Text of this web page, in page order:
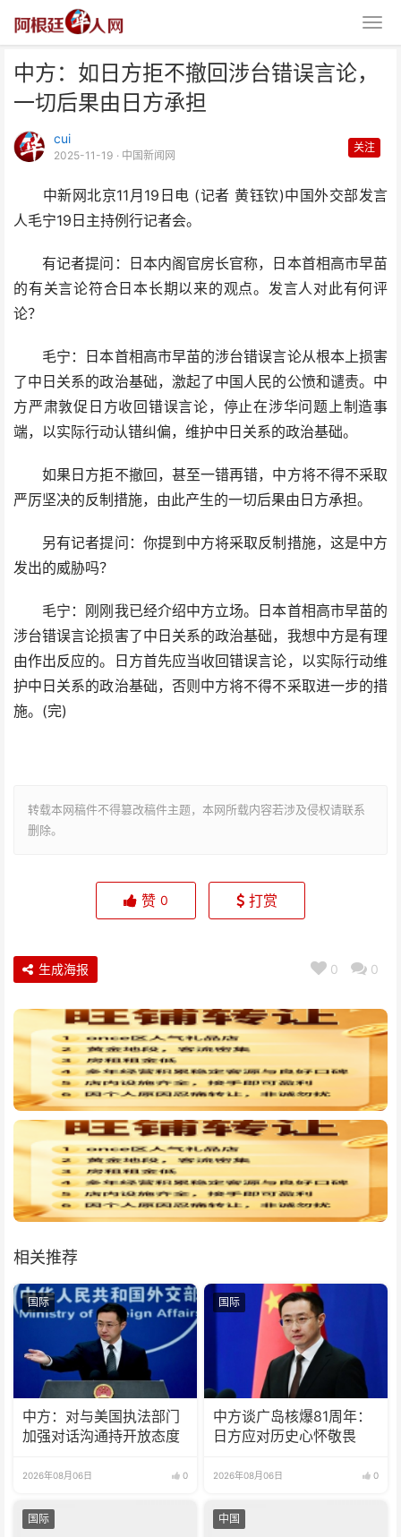
中方：如日方拒不撤回涉台错误言论，
一切后果由日方承担
cui
2025-11-19 · 中国新闻网
关注
中新网北京11月19日电 (记者 黄钰钦)中国外交部发言
人毛宁19日主持例行记者会。
有记者提问：日本内阁官房长官称，日本首相高市早苗
的有关言论符合日本长期以来的观点。发言人对此有何评
论？
毛宁：日本首相高市早苗的涉台错误言论从根本上损害
了中日关系的政治基础，激起了中国人民的公愤和谴责。中
方严肃敦促日方收回错误言论，停止在涉华问题上制造事
端，以实际行动认错纠偏，维护中日关系的政治基础。
如果日方拒不撤回，甚至一错再错，中方将不得不采取
严厉坚决的反制措施，由此产生的一切后果由日方承担。
另有记者提问：你提到中方将采取反制措施，这是中方
发出的威胁吗？
毛宁：刚刚我已经介绍中方立场。日本首相高市早苗的
涉台错误言论损害了中日关系的政治基础，我想中方是有理
由作出反应的。日方首先应当收回错误言论，以实际行动维
护中日关系的政治基础，否则中方将不得不采取进一步的措
施。(完)
转载本网稿件不得篡改稿件主题，本网所载内容若涉及侵权请联系
删除。
中方：如日方拒不撤回涉台错误言
赞 0 打赏
0 0
生成海报
相关推荐
国际
中方：对与美国执法部门
加强对话沟通持开放态度
2026年08月06日 0
国际
中方谈广岛核爆81周年：
日方应对历史心怀敬畏
2026年08月06日 0
国际 中国